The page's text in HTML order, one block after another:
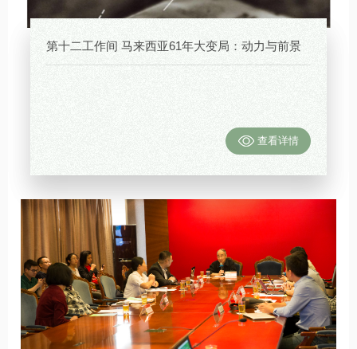
第十二工作间 马来西亚61年大变局：动力与前景
查看详情